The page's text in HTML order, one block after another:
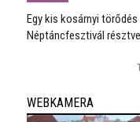
Egy kis kosárnyi
Néptáncfesztivál
WEBKAMERA